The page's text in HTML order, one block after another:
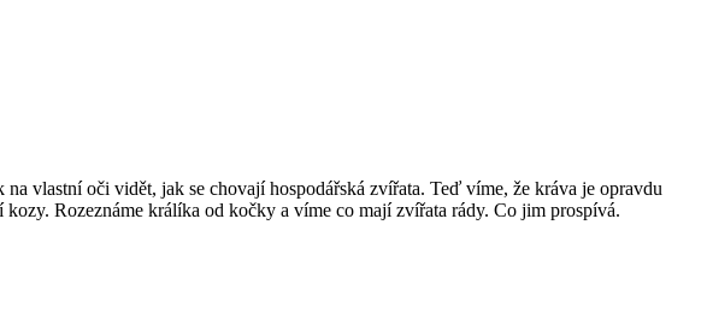
vlastní oči vidět, jak se chovají hospodářská zvířata. Teď víme, že kráva je opravdu
Rozeznáme králíka od kočky a víme co mají zvířata rády. Co jim prospívá.